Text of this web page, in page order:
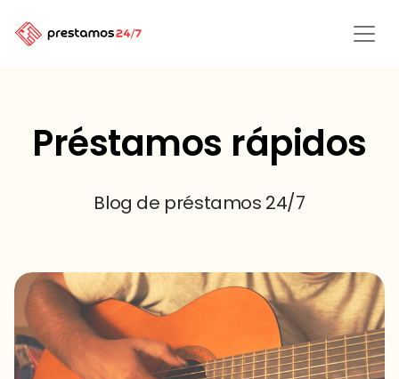
Préstamos rápidos
Blog de préstamos 24/7